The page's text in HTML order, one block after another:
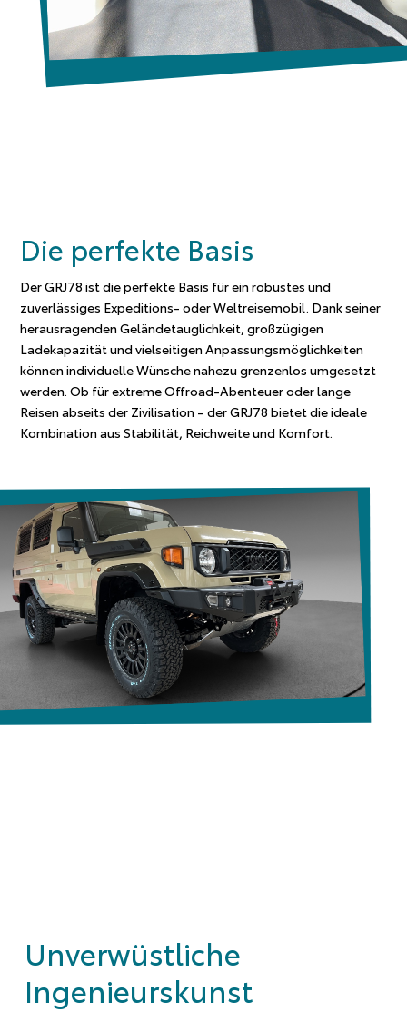
Die perfekte Basis
Der GRJ78 ist die perfekte Basis für ein robustes und
zuverlässiges Expeditions- oder Weltreisemobil. Dank seiner
herausragenden Geländetauglichkeit, großzügigen
Ladekapazität und vielseitigen Anpassungsmöglichkeiten
können individuelle Wünsche nahezu grenzenlos umgesetzt
werden. Ob für extreme Offroad-Abenteuer oder lange
Reisen abseits der Zivilisation – der GRJ78 bietet die ideale
Kombination aus Stabilität, Reichweite und Komfort.
Unverwüstliche
Ingenieurskunst